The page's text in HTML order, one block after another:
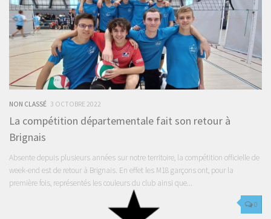
NON CLASSÉ 3 OCTOBRE 2022
La compétition départementale fait son retour à
Brignais
Absente depuis plusieurs années sur notre territoire, la compétition officielle de
week-end est de retour à Brignais. En effet les M18 garçons ont, pour la
première fois, représentés les couleurs du club ainsi que...
0